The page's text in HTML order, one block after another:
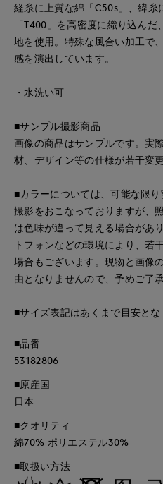
経糸に上質な綿「C50s」、緯
「T400」を高密度に織り込ん
地を使用。特殊な風合い加工で
感を演出しています。
・水洗い可
■サンプル撮影商品
画像の商品はサンプルです。実
材、デザイン等の仕様が若干変
■カラーについては、可能な限
撮影をおこなっておりますが、
は色味が違って見える場合があ
トフォンなどの環境により、若
場合もございます。現物と画像
由となりませんので、予めご了
■サイズ表記はあくまで目安とな
■品番
53182806
■原産国
日本
■クオリティ
綿70% ポリエステル30%
■取扱い方法